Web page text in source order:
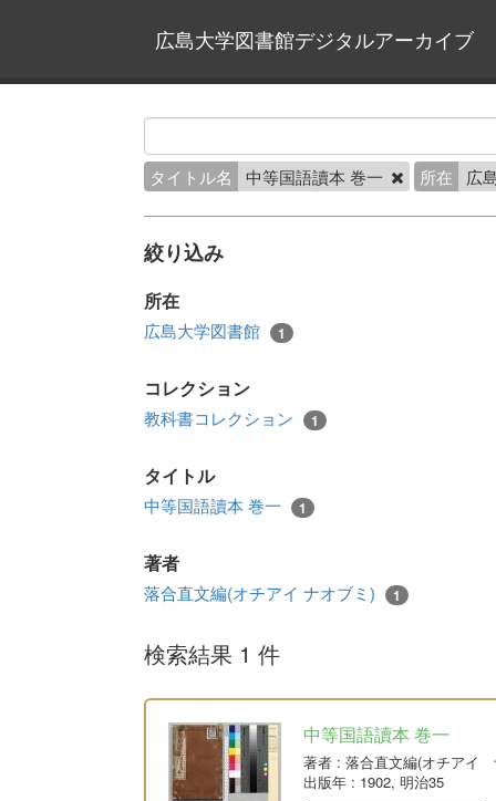
広島大学図書館デジタルアーカイブ
タイトル名 中等国語讀本 巻一 所在 広
絞り込み
所在
広島大学図書館 1
コレクション
教科書コレクション 1
タイトル
中等国語讀本 巻一 1
著者
落合直文編(オチアイ ナオブミ) 1
検索結果 1 件
中等国語讀本 巻一
著者 : 落合直文編(オチアイ
出版年 : 1902, 明治35